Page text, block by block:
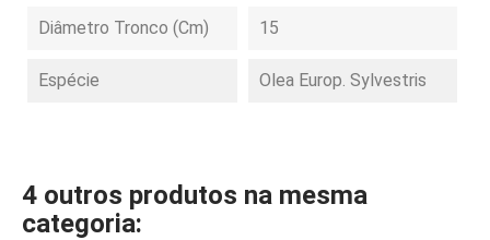
Diâmetro Tronco (cm) 15
Espécie Olea Europ. Sylvestris
4 outros produtos na mesma
categoria: